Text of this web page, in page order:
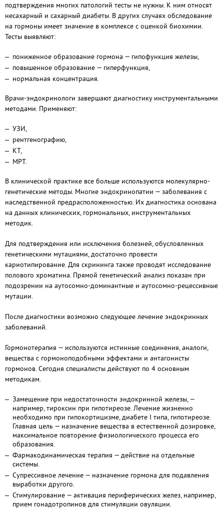
подтверждения многих патологий тесты не нужны. К ним относят
несахарный и сахарный диабеты. В других случаях обследование
на гормоны имеет значение в комплексе с оценкой биохимии.
Тесты выявляют:
пониженное образование гормона — гипофункция железы,
повышенное образование — гиперфункция,
нормальная концентрация.
Врачи-эндокринологи завершают диагностику инструментальными
методами. Применяют:
УЗИ,
рентгенографию,
КТ,
МРТ.
В клинической практике все больше используются молекулярно-
генетические методы. Многие эндокринопатии — заболевания с
наследственной предрасположенностью. Их диагностика основана
на данных клинических, гормональных, инструментальных
методик.
Для подтверждения или исключения болезней, обусловленных
генетическими мутациями, достаточно провести
кариотипирование. Для скрининга также проводят исследование
полового хроматина. Прямой генетический анализ показан при
подозрении на аутосомно-доминантные и аутосомно-рецессивные
мутации.
После диагностики возможно следующее лечение эндокринных
заболеваний.
Гормонотерапия — используются истинные соединения, аналоги,
вещества с гормоноподобными эффектами и антагонисты
гормонов. Сегодня специалисты действуют по 4 основным
методикам.
Замещение при недостаточности эндокринной железы, —
например, тироксин при гипотиреозе. Лечение жизненно
необходимо при гипокортицизме, диабете I типа, гипотиреозе.
Главная цель — назначение вещества в естественной дозировке,
максимальное повторение физиологического процесса его
образования.
Фармакодинамическая терапия — действие на отдельные
системы.
Супрессивное лечение — назначение гормона для подавления
выработки другого.
Стимулирование — активация периферических желез, например,
прием гонадотропинов для стимуляции овуляции.